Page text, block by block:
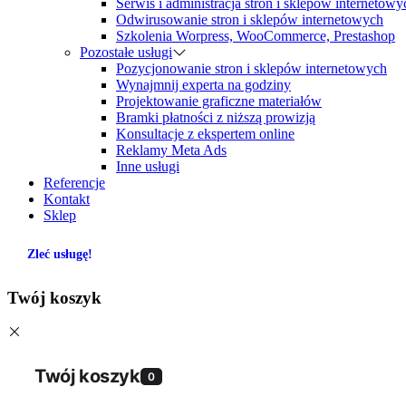
Serwis i administracja stron i sklepów
Odwirusowanie stron i sklepów internetowych
Szkolenia Worpress, WooCommerce, Prestashop
Pozostałe usługi
Pozycjonowanie stron i sklepów internetowych
Wynajmnij experta na godziny
Projektowanie graficzne materiałów
Bramki płatności z niższą prowizją
Konsultacje z ekspertem online
Reklamy Meta Ads
Inne usługi
Referencje
Kontakt
Sklep
Zleć usługę!
Twój koszyk
Twój koszyk 0